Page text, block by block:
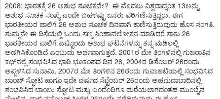
2008: ಭಾರತಕ್ಕೆ 26 ಅಶುಭ ಸೂಚಕವೇ? ಈ ಮೊದಲು ವಿಶ್ವದಾದ್ಯಂತ 13ಅನ್ನು
ಅಶುಭ ಸೂಚಕ ಸಂಖ್ಯೆ ಎಂದೇ ಬಹಳಷ್ಟು ಜನರು ಪರಿಗಣಿಸುತ್ತಿದ್ದರು. ಈಗ
ಭಾರತೀಯರ ಪಾಲಿಗೆ 26 ಅಶುಭ ಸೂಚಕ ದಿನವಾಗಿ ಕಾಣಿಸುತ್ತಿರುವುದು ಹೊಸ ಸಂಗತಿ.
ಸುಮ್ಮನೇ ಈ ದಿಸೆಯಲ್ಲಿ ಒಂದು ಸಣ್ಣ ಸಿಂಹಾವಲೋಕನ ಮಾಡಿದರೆ ಸಾಕು 26
ಭಾರತೀಯರ ಪಾಲಿಗೆ ಎಷ್ಟೊಂದು ಅಶುಭ ಘಟನೆಗಳನ್ನು ತನ್ನ ಮಡಿಲಲ್ಲಿ
ಅಡಗಿಸಿಕೊಂಡಿದೆ ಎಂಬುದು ಅರ್ಥವಾಗುತ್ತದೆ. 2001ರ ಮೇ ತಿಂಗಳಿನಲ್ಲಿ ಗುಜರಾತಿನ
ಕಛ್‌ನಲ್ಲಿ ಸಂಭವಿಸಿದ ಭಾರಿ ಭೂಕಂಪದ ದಿನ 26, 2004ರ ಡಿಸೆಂಬರ್ 26ರಂದು
ಅಪ್ಪಳಿಸಿದ ಸುನಾಮಿ, 2007ರ ಮೇ ತಿಂಗಳಿನ 26ರಂದು ಗುವಾಹಟಿಯಲ್ಲಿ ಸಂಭವಿಸಿದ
ಬಾಂಬ್ ಸ್ಫೋಟ ಹಾಗೂ ಇದೇ ವರ್ಷದ ಸೆಪ್ಟೆಂಬರ್ 26ರಂದು ಅಹಮದಾಬಾದಿನಲ್ಲಿ
ಸಂಭವಿಸಿದ ಬಾಂಬು ಸ್ಫೋಟ ಮತ್ತು ಎಂದೆಂದಿಗೂ ಮರೆಯಲಾಗದಂತಹ ಮುಂಬೈನ